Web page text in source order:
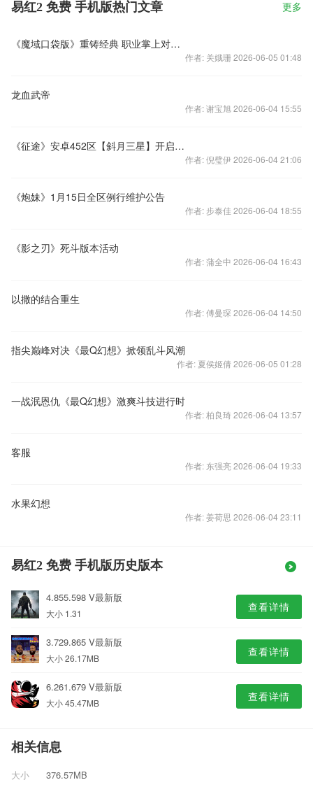
易红2 免费 手机版热门文章 更多
《魔域口袋版》重铸经典 职业掌上对决特辑
作者: 关娥珊 2026-06-05 01:48
龙血武帝
作者: 谢宝旭 2026-06-04 15:55
《征途》安卓452区【斜月三星】开启公告
作者: 倪璧伊 2026-06-04 21:06
《炮妹》1月15日全区例行维护公告
作者: 步泰佳 2026-06-04 18:55
《影之刃》死斗版本活动
作者: 蒲全中 2026-06-04 16:43
以撒的结合重生
作者: 傅曼琛 2026-06-04 14:50
指尖巅峰对决《最Q幻想》掀领乱斗风潮
作者: 夏侯姬倩 2026-06-05 01:28
一战泯恩仇《最Q幻想》激爽斗技进行时
作者: 柏良琦 2026-06-04 13:57
客服
作者: 东强亮 2026-06-04 19:33
水果幻想
作者: 姜荷思 2026-06-04 23:11
易红2 免费 手机版历史版本
4.855.598 V最新版
大小 1.31 查看详情
3.729.865 V最新版
大小 26.17MB 查看详情
6.261.679 V最新版
大小 45.47MB 查看详情
相关信息
大小
376.57MB